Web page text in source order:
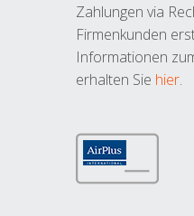
Zahlungen via
Firmenkunden
Informationen
erhalten Sie hier.